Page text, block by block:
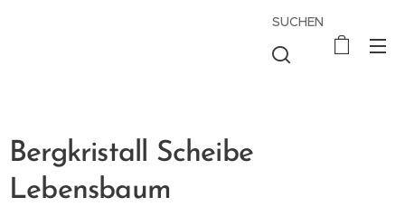
SUCHEN
Bergkristall Scheibe
Lebensbaum